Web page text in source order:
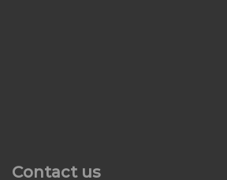
Contact us